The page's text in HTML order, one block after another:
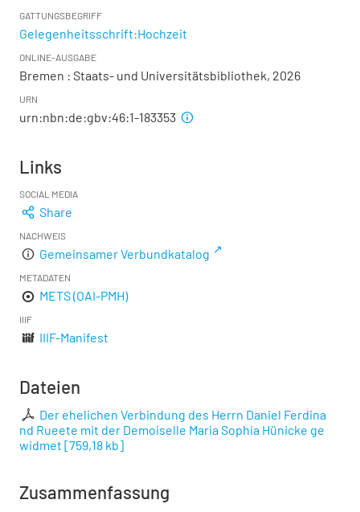
GATTUNGSBEGRIFF
Gelegenheitsschrift:Hochzeit
ONLINE-AUSGABE
Bremen : Staats- und Universitätsbibliothek, 2026
URN
urn:nbn:de:gbv:46:1-183353
Links
SOCIAL MEDIA
Share
NACHWEIS
Gemeinsamer Verbundkatalog
METADATEN
METS (OAI-PMH)
IIIF
IIIF-Manifest
Dateien
Der ehelichen Verbindung des Herrn Daniel Ferdina
nd Rueete mit der Demoiselle Maria Sophia Hünicke ge
widmet [759,18 kb]
Zusammenfassung